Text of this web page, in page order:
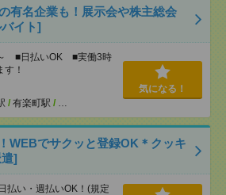
有名企業も！展示会や株主総会
イト]
■日払いOK ■実働3時
！
/ 有楽町駅 / …
気になる！
WEBでサクッと登録OK＊クッキ
]
い・週払いOK！(規定